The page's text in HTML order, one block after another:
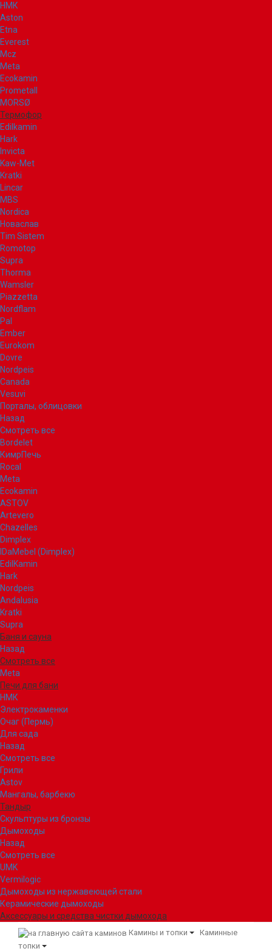
НМК
Aston
Etna
Everest
Mcz
Meta
Ecokamin
Prometall
MORSØ
Термофор
Edilkamin
Hark
Invicta
Kaw-Met
Kratki
Lincar
MBS
Nordica
Новаслав
Tim Sistem
Romotop
Supra
Thorma
Wamsler
Piazzetta
Nordflam
Pal
Ember
Eurokom
Dovre
Nordpeis
Canada
Vesuvi
Порталы, облицовки
Назад
Смотреть все
Bordelet
КимрПечь
Rocal
Meta
Ecokamin
ASTOV
Artevero
Chazelles
Dimplex
IDaMebel (Dimplex)
EdilKamin
Hark
Nordpeis
Andalusia
Kratki
Supra
Баня и сауна
Назад
Смотреть все
Meta
Печи для бани
НМК
Электрокаменки
Очаг (Пермь)
Для сада
Назад
Смотреть все
Грили
Astov
Мангалы, барбекю
Тандыр
Скульптуры из бронзы
Дымоходы
Назад
Смотреть все
UMK
Vermilogic
Дымоходы из нержавеющей стали
Керамические дымоходы
Аксессуары и средства чистки дымохода
Камины и топки
Каминные
топки